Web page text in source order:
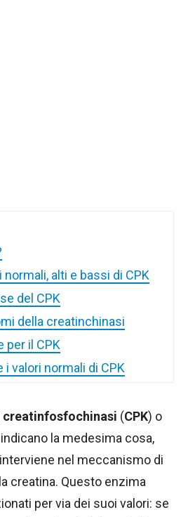
normali, alti e bassi di CPK
del CPK
della creatinchinasi
per il CPK
valori normali di CPK
creatinfosfochinasi (CPK) o
la medesima cosa,
nel meccanismo di
creatina. Questo enzima
per via dei suoi valori: se